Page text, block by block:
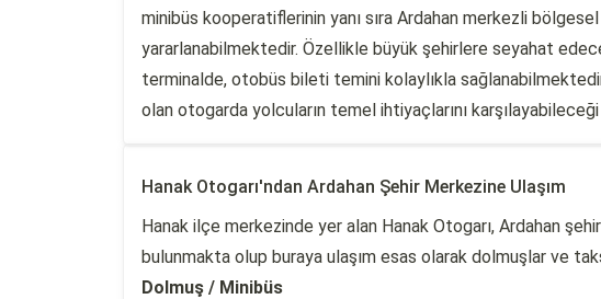
minibüs kooperatiflerinin yanı sıra Ardahan merkezli
yararlanabilmektedir. Özellikle büyük şehirlere seyahat
terminalde, otobüs bileti temini kolaylıkla
olan otogarda yolcuların temel ihtiyaçlarını
Hanak Otogarı'ndan Ardahan Şehir Merkezine Ulaşım
Hanak ilçe merkezinde yer alan Hanak Otogarı, Ardahan
bulunmakta olup buraya ulaşım esas olarak dolmuşlar ve
Dolmuş / Minibüs